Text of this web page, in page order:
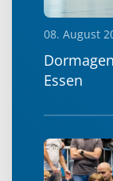
08. August
Essen